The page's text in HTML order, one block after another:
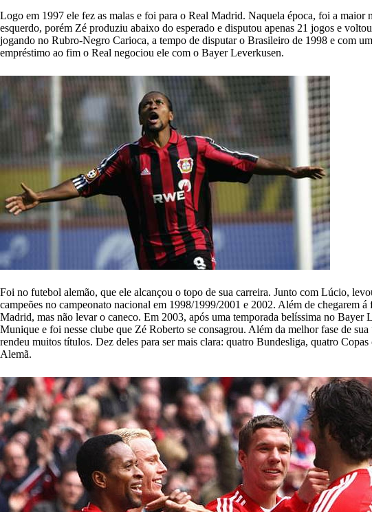
Logo em 1997 ele fez as malas e foi para o Real Madrid. Naquela época, foi a maior
esquerdo, porém Zé produziu abaixo do esperado e disputou apenas 21 jogos e
jogando no Rubro-Negro Carioca, a tempo de disputar o Brasileiro de 1998 e com
empréstimo ao fim o Real negociou ele com o Bayer Leverkusen.
Foi no futebol alemão, que ele alcançou o topo de sua carreira. Junto com Lúcio,
campeões no campeonato nacional em 1998/1999/2001 e 2002. Além de chegarem
Madrid, mas não levar o caneco. Em 2003, após uma temporada belíssima no Bayer
Munique e foi nesse clube que Zé Roberto se consagrou. Além da melhor fase de
rendeu muitos títulos. Dez deles para ser mais clara: quatro Bundesliga, quatro
Alemã.